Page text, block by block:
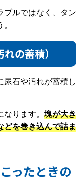
ブルではなく、タン
の蓄積）
尿石や汚れが蓄積し
ります。 塊が大き
どを巻き込んで詰ま
ったときの